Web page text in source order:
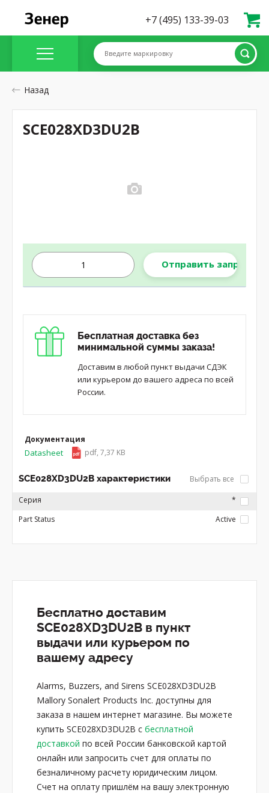
+7 (495) 133-39-03
Введите маркировку
Назад
Отправить запрос
Бесплатная доставка без
минимальной суммы заказа!
Доставим в любой пункт выдачи СДЭК
или курьером до вашего адреса по всей
России.
Документация
Datasheet pdf, 7,37 KB
SCE028XD3DU2B характеристики Выбрать все
Серия
*
Part Status
Active
SCE028XD3DU2B
Бесплатно доставим
SCE028XD3DU2B в пункт
выдачи или курьером по
вашему адресу
Alarms, Buzzers, and Sirens SCE028XD3DU2B
Mallory Sonalert Products Inc. доступны для
заказа в нашем интернет магазине. Вы можете
купить SCE028XD3DU2B с бесплатной
доставкой по всей России банковской картой
онлайн или запросить счет для оплаты по
безналичному расчету юридическим лицом.
Счет на оплату пришлём на вашу электронную